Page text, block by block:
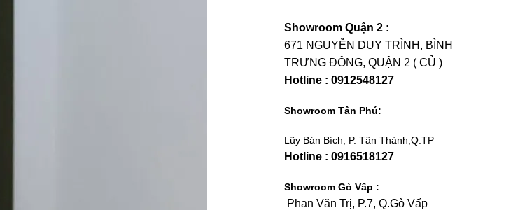
Showroom Quận 2 :
671 NGUYỄN DUY TRÌNH, BÌNH
TRƯNG ĐÔNG, QUẬN 2 ( CỦ )
Hotline : 0912548127
Showroom Tân Phú:
Lũy Bán Bích, P. Tân Thành,Q.TP
Hotline : 0916518127
Showroom Gò Vấp :
Phan Văn Trị, P.7, Q.Gò Vấp